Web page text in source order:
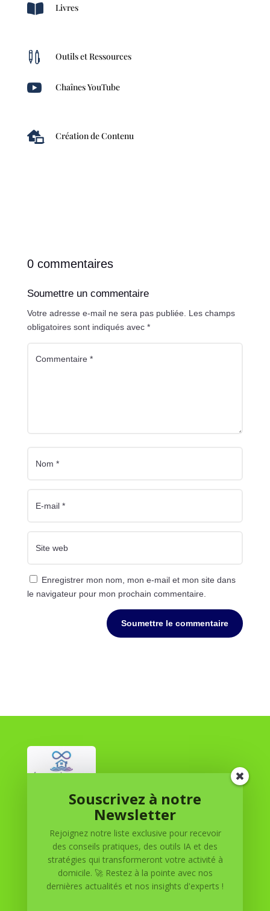
 Livres
 Outils et Ressources
 Chaînes YouTube
 Création de Contenu
0 commentaires
Soumettre un commentaire
Votre adresse e-mail ne sera pas publiée. Les champs
obligatoires sont indiqués avec *
Enregistrer mon nom, mon e-mail et mon site dans
le navigateur pour mon prochain commentaire.
Soumettre le commentaire
Réussite à Domicile
Réussite à Domicile est votre partenaire de confiance
pour atteindre vos objectifs depuis le confort de votre
maison. Nous offrons des solutions personnalisées pour
vous aider à réussir.
Souscrivez à notre
Newsletter
Rejoignez notre liste exclusive pour recevoir
des conseils pratiques, des outils IA et des
stratégies qui transformeront votre activité à
domicile. 🚀 Restez à la pointe avec nos
dernières actualités et nos insights d'experts !